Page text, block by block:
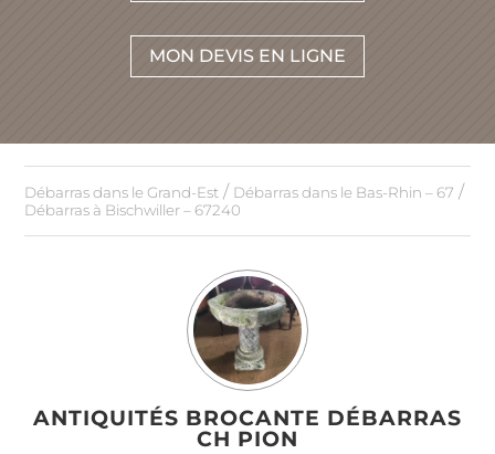
MON DEVIS EN LIGNE
Débarras dans le Grand-Est / Débarras dans le Bas-Rhin – 67 /
Débarras à Bischwiller – 67240
ANTIQUITÉS BROCANTE DÉBARRAS
CH PION